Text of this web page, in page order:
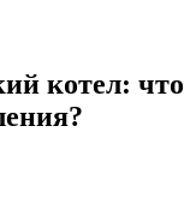
котел: что